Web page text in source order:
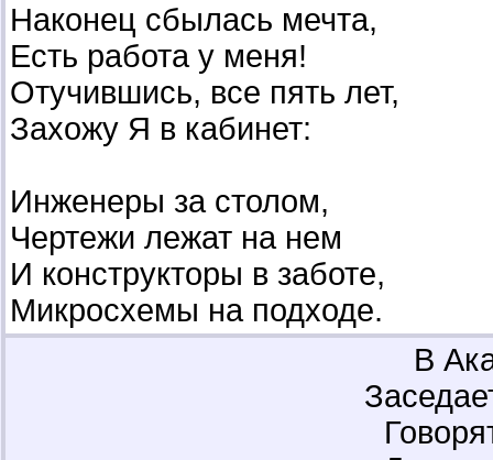
Наконец сбылась мечта,
Есть работа у меня!
Отучившись, все пять лет,
Захожу Я в кабинет:
Инженеры за столом,
Чертежи лежат на нем
И конструкторы в заботе,
Микросхемы на подходе.
В